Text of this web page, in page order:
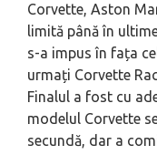
Corvette, Aston
limită până în
s-a impus în fața
urmați Corvette
Finalul a fost cu
modelul Corvette
secundă, dar a